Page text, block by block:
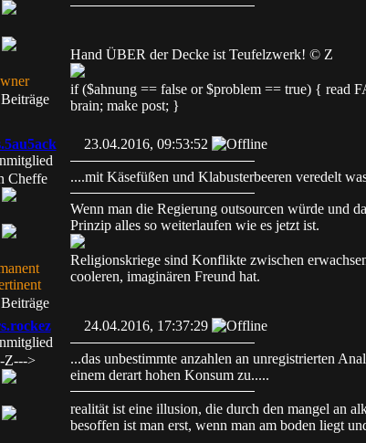
Hand ÜBER der Decke ist Teufelzwerk! © Z
if ($ahnung == false or $problem == true) { read
brain; make post; }
Cheffe
23.04.2016, 09:53:52
....mit Käsefüßen und Klabusterbeeren veredelt
Wenn man die Regierung outsourcen würde und
Prinzip alles so weiterlaufen wie es jetzt ist.
Religionskriege sind Konflikte zwischen
cooleren, imaginären Freund hat.
Z--->
24.04.2016, 17:37:29
...das unbestimmte anzahlen an unregistrierten
einem derart hohen Konsum zu.....
realität ist eine illusion, die durch den mangel an
besoffen ist man erst, wenn man am boden liegt